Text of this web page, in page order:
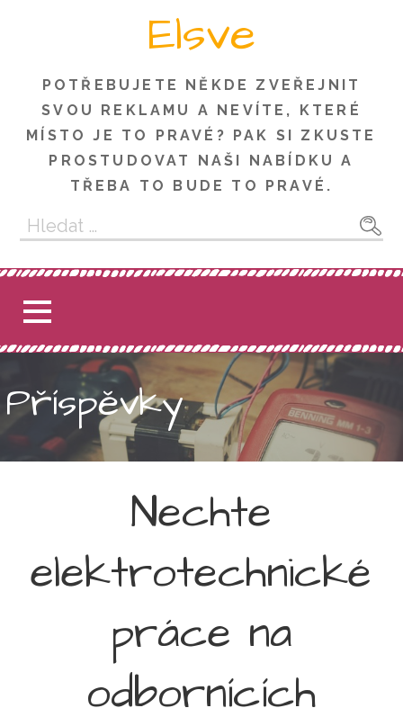
Elsve
POTŘEBUJETE NĚKDE ZVEŘEJNIT
SVOU REKLAMU A NEVÍTE, KTERÉ
MÍSTO JE TO PRAVÉ? PAK SI ZKUSTE
PROSTUDOVAT NAŠI NABÍDKU A
TŘEBA TO BUDE TO PRAVÉ.
Vyhledávání
Příspěvky
Nechte
elektrotechnické
práce na
odbornících